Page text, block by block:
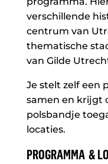
verschillende
centrum van
thematische
van Gilde
Je stelt zelf een
samen en krijgt
polsbandje
locaties.
PROGRAMMA &